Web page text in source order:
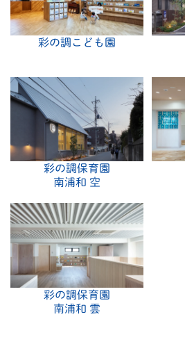
彩の調こども園
彩の調保育園
南浦和 空
彩の調保育園
南浦和 雲